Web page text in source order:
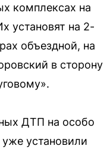
комплексах на
установят на 2-
объездной, на
в сторону
ДТП на особо
установили